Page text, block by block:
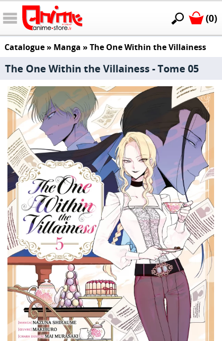
(0)
Catalogue» Manga » The One Within the Villainess
The One Within the Villainess - Tome 05